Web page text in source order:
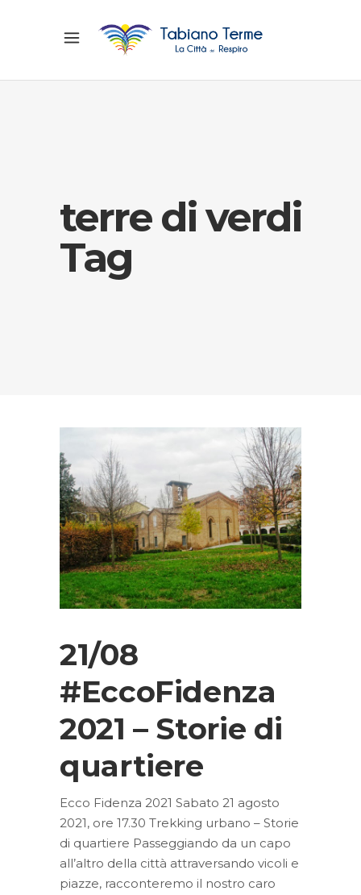
terre di verdi
Tag
21/08
#EccoFidenza
2021 – Storie di
quartiere
Ecco Fidenza 2021 Sabato 21 agosto
2021, ore 17.30 Trekking urbano – Storie
di quartiere Passeggiando da un capo
all’altro della città attraversando vicoli e
piazze, racconteremo il nostro caro